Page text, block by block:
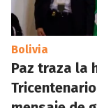
Bolivia
Paz traza la